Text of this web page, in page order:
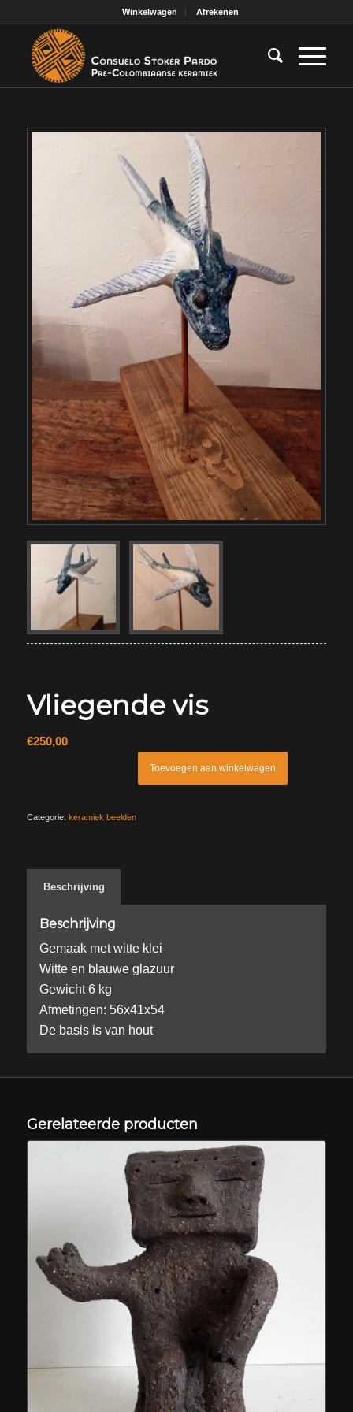
Winkelwagen Afrekenen
Vliegende vis
€250,00
Toevoegen aan winkelwagen
Categorie: keramiek beelden
Beschrijving
Beschrijving
Gemaak met witte klei
Witte en blauwe glazuur
Gewicht 6 kg
Afmetingen: 56x41x54
De basis is van hout
Gerelateerde producten